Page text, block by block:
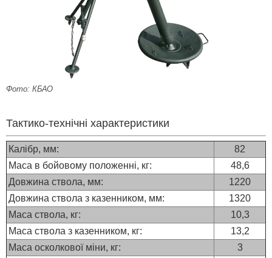
Фото: КБАО
Тактико-технічні характеристики
Калібр, мм:
82
Маса в бойовому положенні, кг:
48,6
Довжина ствола, мм:
1220
Довжина ствола з казенником, мм:
1320
Маса ствола, кг:
10,3
Маса ствола з казенником, кг:
13,2
Маса осколкової міни, кг:
3